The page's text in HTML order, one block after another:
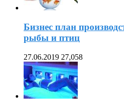
Бизнес план
рыбы и птиц
27.06.2019 27,058